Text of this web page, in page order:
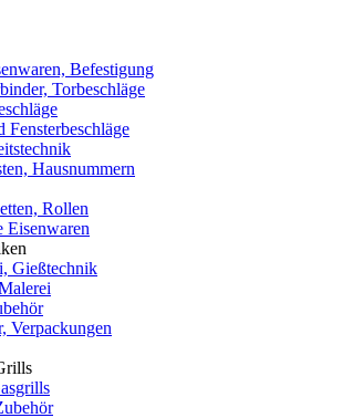
Befestigung
Torbeschläge
Fensterbeschläge
Hausnummern
Rollen
Eisenwaren
Gießtechnik
Verpackungen